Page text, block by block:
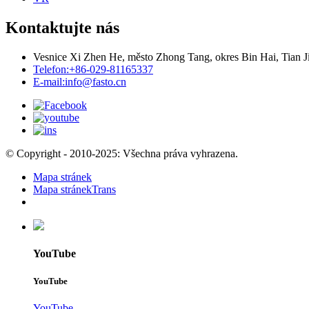
Kontaktujte nás
Vesnice Xi Zhen He, město Zhong Tang, okres Bin Hai, Tian
Telefon:+86-029-81165337
E-mail:info@fasto.cn
© Copyright - 2010-2025: Všechna práva vyhrazena.
Mapa stránek
Mapa stránekTrans
YouTube
YouTube